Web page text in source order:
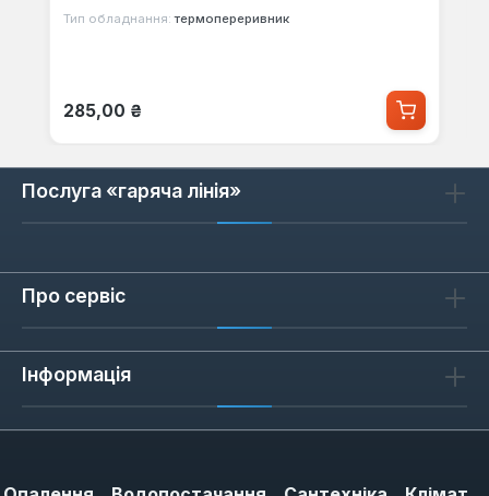
Тип обладнання: термопереривник
Звичайна ціна:
285,00 ₴
Послуга «гаряча лінія»
Про сервіс
Інформація